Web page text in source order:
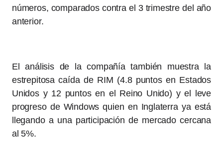
números, comparados contra el 3 trimestre del año
anterior.
El análisis de la compañía también muestra la
estrepitosa caída de RIM (4.8 puntos en Estados
Unidos y 12 puntos en el Reino Unido) y el leve
progreso de Windows quien en Inglaterra ya está
llegando a una participación de mercado cercana
al 5%.